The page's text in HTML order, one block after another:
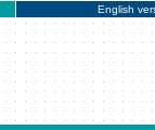
English